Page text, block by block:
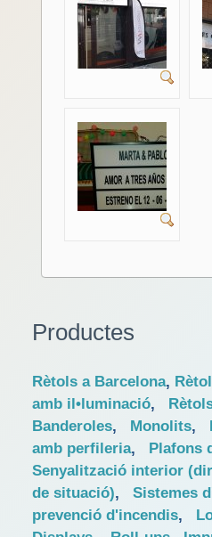
Productes
Rètols a Barcelona,
amb il•luminació,
Banderoles, Monolits,
amb perfileria, Plafons
Senyalització interior
de situació),Sistemes
prevenció d'incendis,